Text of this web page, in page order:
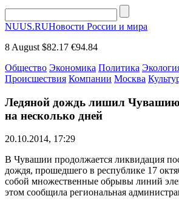
NUUS.RUНовости России и мира
8 August $82.17 €94.84
Общество Экономика Политика
Происшествия Компании Москва
Ледяной дождь лишил Чувашию
на несколько дней
20.10.2014, 17:29
В Чувашии продолжается ликвидация
дождя, прошедшего в республике 17
собой множественные обрывы линий
этом сообщила региональная